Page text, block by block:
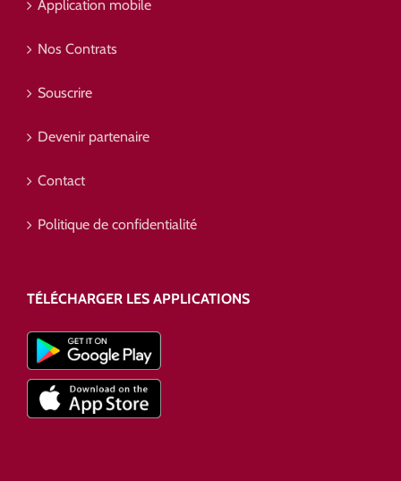
Application mobile
Nos Contrats
Souscrire
Devenir partenaire
Contact
Politique de confidentialité
TÉLÉCHARGER LES APPLICATIONS